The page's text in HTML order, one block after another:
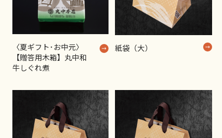
〈夏ギフト･お中元〉
【贈答用木箱】丸中和
牛しぐれ煮
紙袋（大）